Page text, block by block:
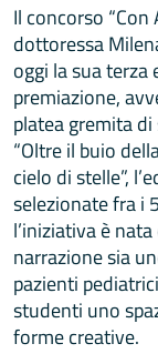
Il concorso
dottoressa
oggi la sua
premiazione,
platea gremita
“Oltre il buio
cielo di stelle”,
selezionate fra i
l’iniziativa è
narrazione sia
pazienti
studenti uno
forme creative.